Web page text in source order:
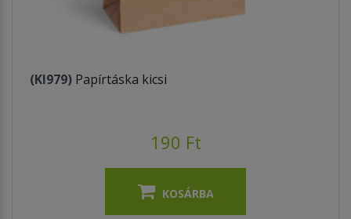
(KI979) Papírtáska kicsi
190 Ft
KOSÁRBA